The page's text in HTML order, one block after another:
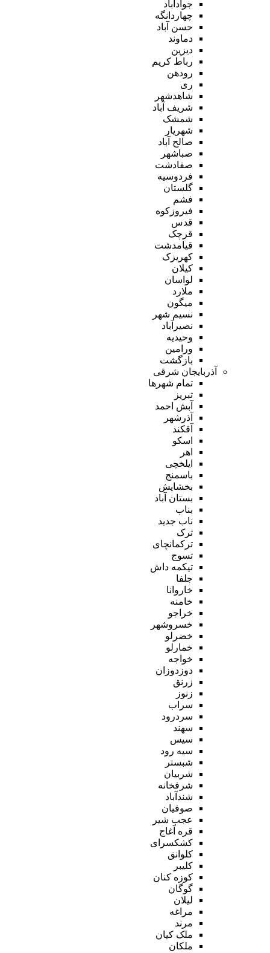
جوادآباد
چهاردانگه
حسن آباد
دماوند
دیزین
رباط کریم
رودهن
ری
شاهدشهر
شریف آباد
شمشک
شهریار
صالح آباد
صباشهر
صفادشت
فردوسیه
گلستان
فشم
فیروزکوه
قدس
قرچک
قیامدشت
کهریزک
کیلان
لواسان
ملارد
میگون
نسیم شهر
نصیرآباد
وحیدیه
ورامین
بازگشت
آذربایجان شرقی
تمام شهر‌ها
تبریز
آبش احمد
آذرشهر
آقکند
اسکو
اهر
ایلخچی
باسمنج
بخشایش
بستان آباد
بناب
ناب جدید
ترک
ترکمانچای
تسوج
تیکمه داش
جلفا
خاروانا
خامنه
خراجو
خسروشهر
خضرلو
خمارلو
خواجه
دوزدوزان
زرنق
زنوز
سراب
سردرود
سهند
سیس
سیه رود
شبستر
شربیان
شرفخانه
شندآباد
صوفیان
عجب شیر
قره آغاج
کشکسرای
کلوانق
کلیبر
کوزه کنان
گوگان
لیلان
مراغه
مرند
ملک کیان
ملکان